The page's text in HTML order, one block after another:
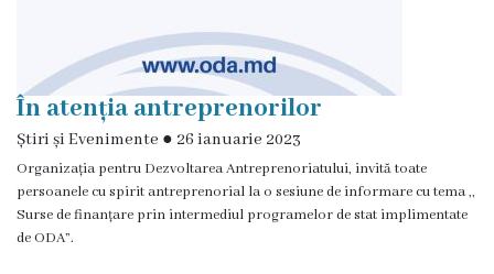
,,Leagănul
copilăriei”
Grădinița
nr.2
,,Andrieș”
În atenția antreprenorilor
Știri și Evenimente ● 26 ianuarie 2023
Organizația pentru Dezvoltarea Antreprenoriatului, invită toate
persoanele cu spirit antreprenorial la o sesiune de informare cu tema ,,
Surse de finanțare prin intermediul programelor de stat implimentate
de ODA”.